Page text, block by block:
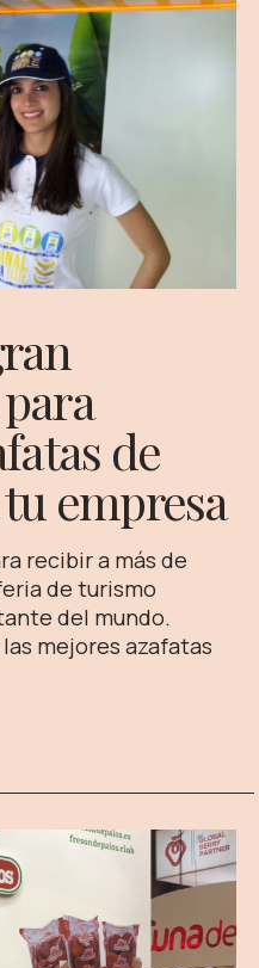
de
empresa
recibir a más de
de turismo
del mundo.
mejores azafatas